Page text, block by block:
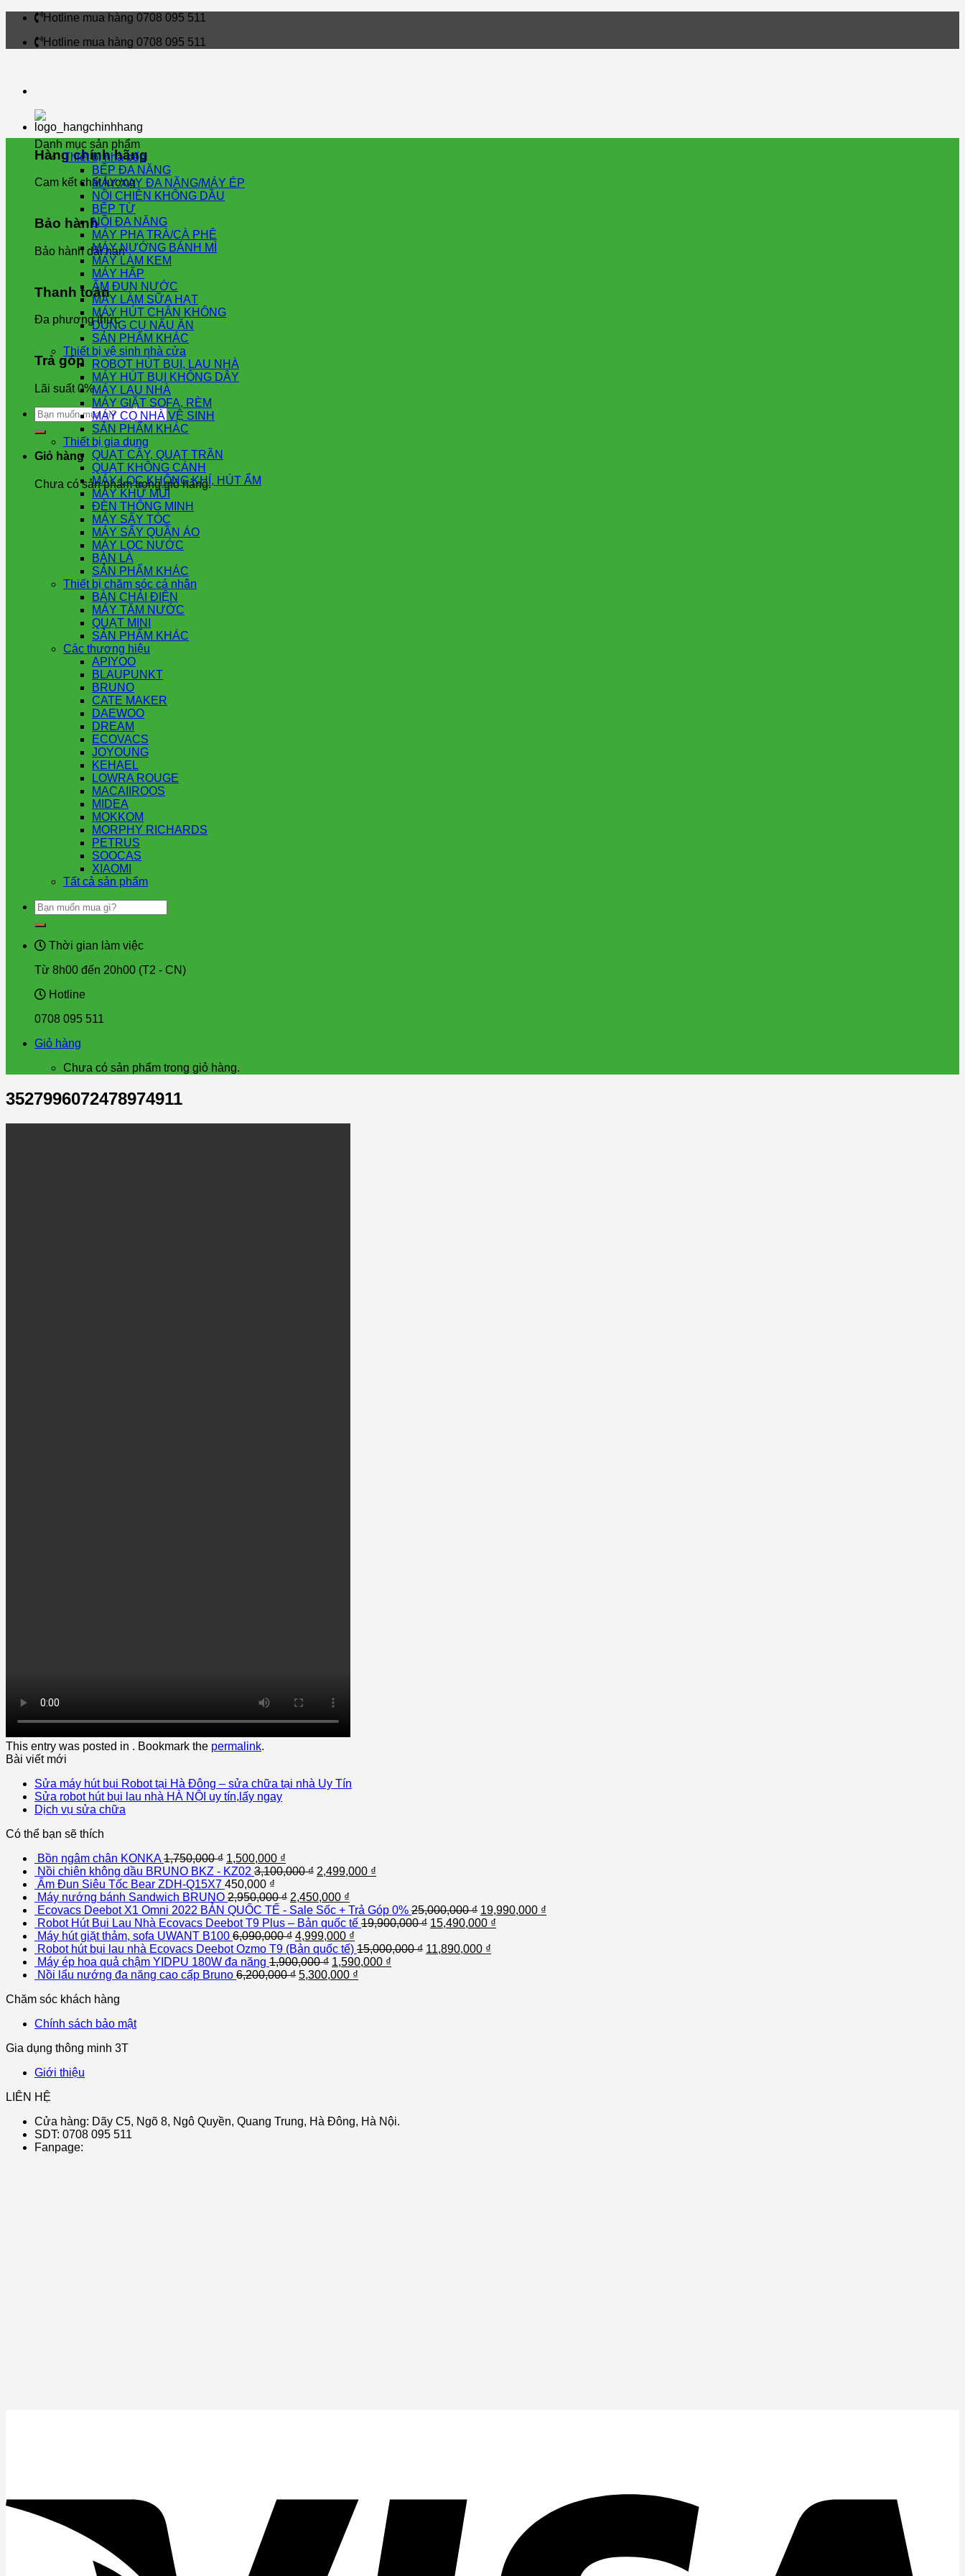
Skip
content
Hotline mua hàng 0708 095 511
Hotline mua hàng 0708 095 511
Hàng chính hãng
Cam kết chất lượng
Bảo hành
Bảo hành dài hạn
Thanh toán
Đa phương thức
Trả góp
Lãi suất 0%
Tìm
kiếm:
Giỏ hàng
Chưa có sản phẩm trong giỏ hàng.
Danh mục sản phẩm
Thiết bị nhà bếp
BẾP ĐA NĂNG
MÁY XAY ĐA NĂNG/MÁY ÉP
NỒI CHIÊN KHÔNG DẦU
BẾP TỪ
NỒI ĐA NĂNG
MÁY PHA TRÀ/CÀ PHÊ
MÁY NƯỚNG BÁNH MÌ
MÁY LÀM KEM
MÁY HẤP
ẤM ĐUN NƯỚC
MÁY LÀM SỮA HẠT
MÁY HÚT CHÂN KHÔNG
DỤNG CỤ NẤU ĂN
SẢN PHẨM KHÁC
Thiết bị vệ sinh nhà cửa
ROBOT HÚT BỤI, LAU NHÀ
MÁY HÚT BỤI KHÔNG DÂY
MÁY LAU NHÀ
MÁY GIẶT SOFA, RÈM
MÁY CỌ NHÀ VỆ SINH
SẢN PHẨM KHÁC
Thiết bị gia dụng
QUẠT CÂY, QUẠT TRẦN
QUẠT KHÔNG CÁNH
MÁY LỌC KHÔNG KHÍ, HÚT ẨM
MÁY KHỬ MÙI
ĐÈN THÔNG MINH
MÁY SẤY TÓC
MÁY SẤY QUẦN ÁO
MÁY LỌC NƯỚC
BÀN LÀ
SẢN PHẨM KHÁC
Thiết bị chăm sóc cá nhân
BÀN CHẢI ĐIỆN
MÁY TĂM NƯỚC
QUẠT MINI
SẢN PHẨM KHÁC
Các thương hiệu
APIYOO
BLAUPUNKT
BRUNO
CATE MAKER
DAEWOO
DREAM
ECOVACS
JOYOUNG
KEHAEL
LOWRA ROUGE
MACAIIROOS
MIDEA
MOKKOM
MORPHY RICHARDS
PETRUS
SOOCAS
XIAOMI
Tất cả sản phẩm
Tìm
kiếm:
Thời gian làm việc
Từ 8h00 đến 20h00 (T2 - CN)
Hotline
0708 095 511
Giỏ hàng
Chưa có sản phẩm trong giỏ hàng.
3527996072478974911
This entry was posted in . Bookmark the permalink.
Bài viết mới
Sửa máy hút bụi Robot tại Hà Đông – sửa chữa tại nhà Uy Tín
Sửa robot hút bụi lau nhà HÀ NỘI uy tín,lấy ngay
Dịch vụ sửa chữa
Có thể bạn sẽ thích
Bồn ngâm chân KONKA 1,750,000₫ 1,500,000 ₫
Nồi chiên không dầu BRUNO BKZ - KZ02 3,100,000₫ 2,499,000 ₫
Ấm Đun Siêu Tốc Bear ZDH-Q15X7 450,000 ₫
Máy nướng bánh Sandwich BRUNO 2,950,000₫ 2,450,000 ₫
Ecovacs Deebot X1 Omni 2022 BẢN QUỐC TẾ - Sale Sốc + Trả Góp 0% 25,000,000₫ 19,990,000 ₫
Robot Hút Bụi Lau Nhà Ecovacs Deebot T9 Plus – Bản quốc tế 19,900,000₫ 15,490,000 ₫
Máy hút giặt thảm, sofa UWANT B100 6,090,000₫ 4,999,000 ₫
Robot hút bụi lau nhà Ecovacs Deebot Ozmo T9 (Bản quốc tế) 15,000,000₫ 11,890,000 ₫
Máy ép hoa quả chậm YIDPU 180W đa năng 1,900,000₫ 1,590,000 ₫
Nồi lẩu nướng đa năng cao cấp Bruno 6,200,000₫ 5,300,000 ₫
Chăm sóc khách hàng
Chính sách bảo mật
Gia dụng thông minh 3T
Giới thiệu
LIÊN HỆ
Cửa hàng: Dãy C5, Ngõ 8, Ngô Quyền, Quang Trung, Hà Đông, Hà Nội.
SDT: 0708 095 511
Fanpage: